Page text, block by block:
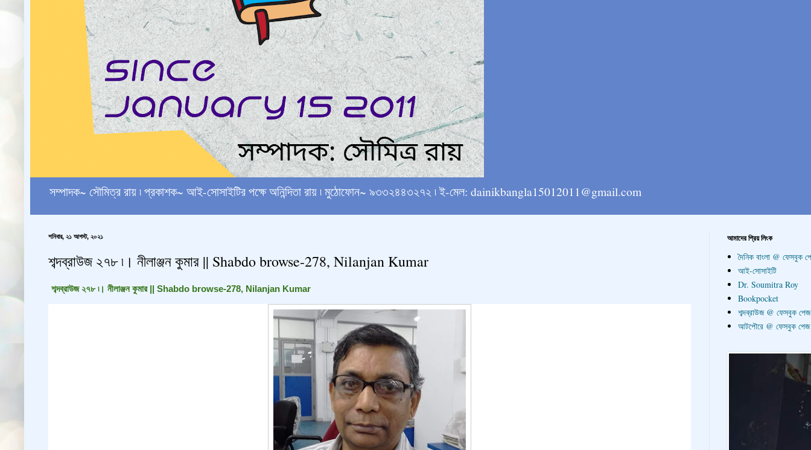
সম্পাদক~ সৌমিত্র রায় ৷ প্রকাশক~ আই-সোসাইটির পক্ষে অনিন্দিতা রায় ৷ মুঠোফোন~ ৯৩৩২৪৪৩২৭২ ৷ ই-মেল: dainikbangla15012011@gmail.com
শনিবার, ২১ আগস্ট, ২০২১
শব্দব্রাউজ ২৭৮ ৷। নীলাঞ্জন কুমার || Shabdo browse-278, Nilanjan Kumar
শব্দব্রাউজ ২৭৮ ৷। নীলাঞ্জন কুমার || Shabdo browse-278, Nilanjan Kumar
আমাদের প্রিয় লিংক
দৈনিক বাংলা @ ফেসবুক
আই-সোসাইটি
Dr. Soumitra Roy
Bookpocket
শব্দব্রাউজ @ ফেসবুক পেজ
আটপৌরে @ ফেসবুক পেজ